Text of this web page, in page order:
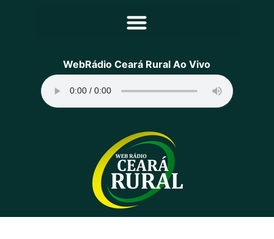
Principal
Programação
Equipe
Contato
Sobre
WebRádio Ceará Rural Ao Vivo